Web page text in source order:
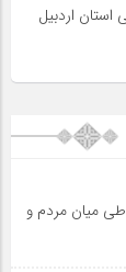
اردبیل
میان مردم و